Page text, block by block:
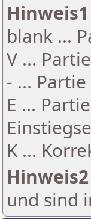
Hinweis1
blank ...
V ...
- ...
E ...
K ...
Hinweis2
und sind